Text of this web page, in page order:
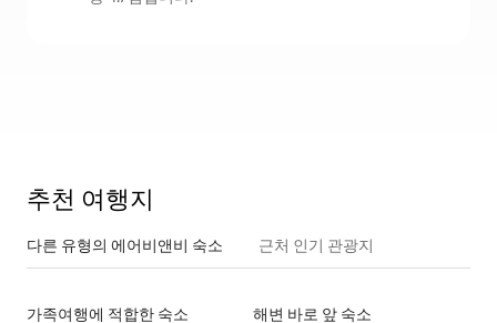
추천 여행지
다른 유형의 에어비앤비 숙소 근처 인기 관광지
가족여행에 적합한 숙소 해변 바로 앞 숙소